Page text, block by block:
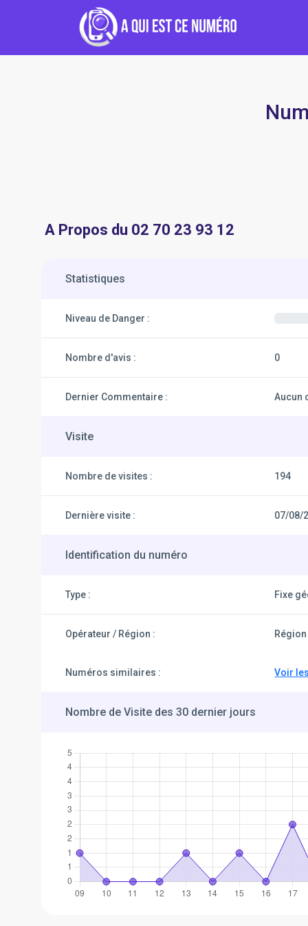
A Propos du 02 70 23 93 12
Statistiques
Niveau de Danger :
Nombre d'avis : 0
Dernier Commentaire : Aucun
Visite
Nombre de visites : 194
Dernière visite : 07/08/
Identification du numéro
Type : Fixe
Opérateur / Région :
Numéros similaires : Voir
Nombre de Visite des 30 dernier jours